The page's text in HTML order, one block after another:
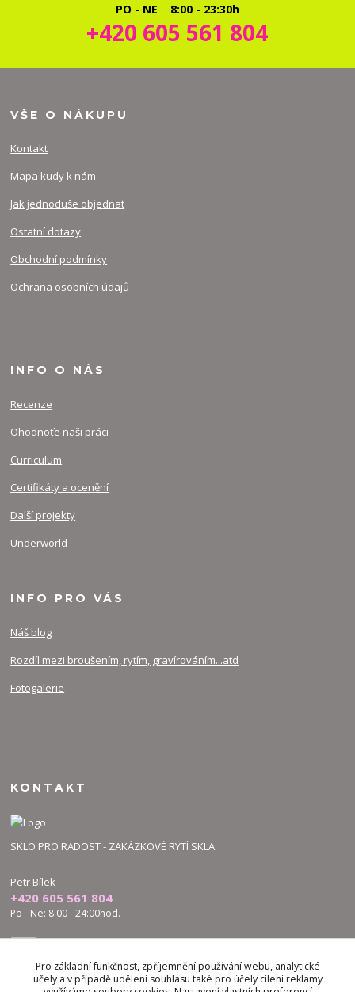
PO - NE 8:00 - 23:30h
+420 605 561 804
VŠE O NÁKUPU
Kontakt
Mapa kudy k nám
Jak jednoduše objednat
Ostatní dotazy
Obchodní podmínky
Ochrana osobních údajů
INFO O NÁS
Recenze
Ohodnoťe naši práci
Curriculum
Certifikáty a ocenění
Další projekty
Underworld
INFO PRO VÁS
Náš blog
Rozdíl mezi broušením, rytím, gravírováním...atd
Fotogalerie
KONTAKT
SKLO PRO RADOST - ZAKÁZKOVÉ RYTÍ SKLA
Petr Bílek
+420 605 561 804
Po - Ne: 8:00 - 24:00hod.
bilek.petr@skloproradost.cz
Pro základní funkčnost, zpříjemnění používání webu, analytické
účely a v případě udělení souhlasu také pro účely cílení reklamy